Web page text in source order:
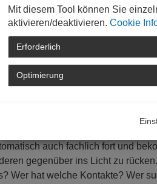
denn wir haben
und Beamte sind wir
zu unserem Arbeitsalltag.
Informationen
innen, wer kann mir Tipps
übertragen wir einfach in
Arbeits- und Berufsalltag aus.
durch Kennenlernen:
auch fachlich fort und
gegenüber ins Licht zu
Wer hat welche Kontakte? Wer
Mit diesem Tool können Sie
aktivieren/deaktivieren. Cookie
Erforderlich
Optimierung